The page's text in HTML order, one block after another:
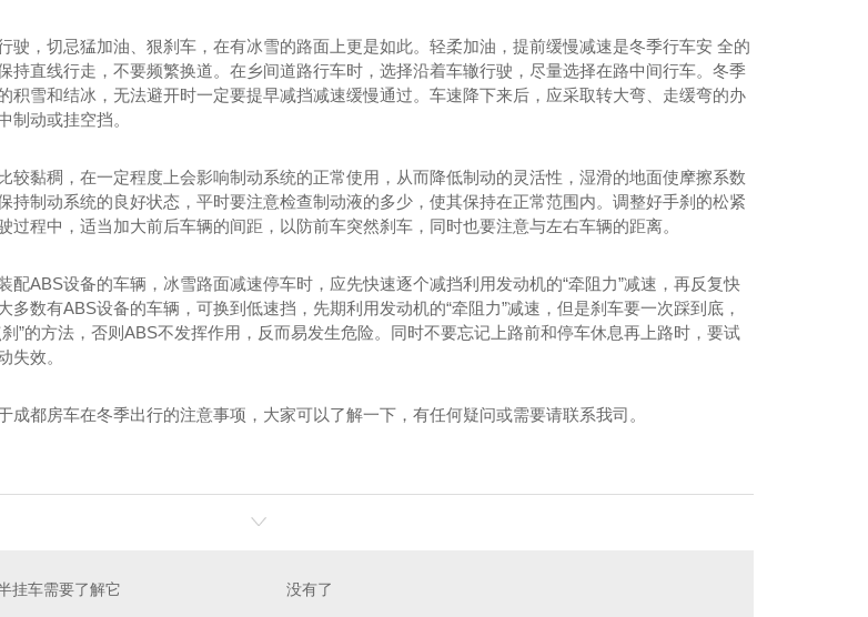
驶，切忌猛加油、狠刹车，在有冰雪的路面上更是如此。轻柔加油，提前缓慢减速是冬季行车安 全的
持直线行走，不要频繁换道。在乡间道路行车时，选择沿着车辙行驶，尽量选择在路中间行车。冬季
积雪和结冰，无法避开时一定要提早减挡减速缓慢通过。车速降下来后，应采取转大弯、走缓弯的办
制动或挂空挡。
较黏稠，在一定程度上会影响制动系统的正常使用，从而降低制动的灵活性，湿滑的地面使摩擦系数
持制动系统的良好状态，平时要注意检查制动液的多少，使其保持在正常范围内。调整好手刹的松紧
过程中，适当加大前后车辆的间距，以防前车突然刹车，同时也要注意与左右车辆的距离。
配ABS设备的车辆，冰雪路面减速停车时，应先快速逐个减挡利用发动机的“牵阻力”减速，再反复快
多数有ABS设备的车辆，可换到低速挡，先期利用发动机的“牵阻力”减速，但是刹车要一次踩到底，
”的方法，否则ABS不发挥作用，反而易发生危险。同时不要忘记上路前和停车休息再上路时，要试
失效。
成都房车在冬季出行的注意事项，大家可以了解一下，有任何疑问或需要请联系我司。
挂车需要了解它 没有了